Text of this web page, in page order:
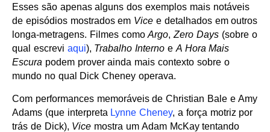
Esses são apenas alguns dos exemplos mais notáveis
de episódios mostrados em Vice e detalhados em outros
longa-metragens. Filmes comoArgo,Zero Days (sobre o
qual escrevi aqui), Trabalho Interno e A Hora Mais
Escura podem prover ainda mais contexto sobre o
mundo no qual Dick Cheney operava.
Com performances memoráveis de Christian Bale e Amy
Adams (que interpreta Lynne Cheney, a força motriz por
trás de Dick), Vice mostra um Adam McKay tentando